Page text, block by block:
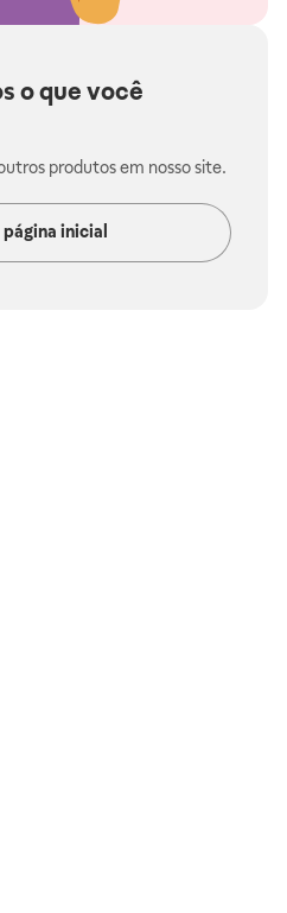
o que você
produtos em nosso site.
página inicial